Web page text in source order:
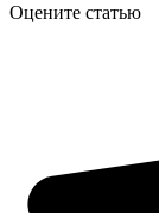
Оцените статью